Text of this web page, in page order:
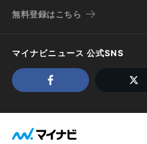
無料登録はこちら
マイナビニュース 公式SNS